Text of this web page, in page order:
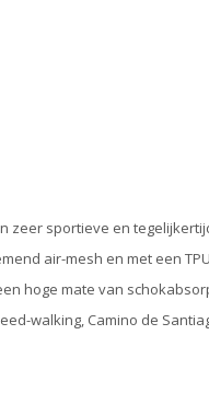
zeer sportieve en
air-mesh en met een
hoge mate van
walking, Camino de